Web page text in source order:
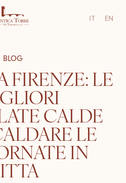
IT EN
BLOG
FIRENZE: LE
CALDE
LE
IN